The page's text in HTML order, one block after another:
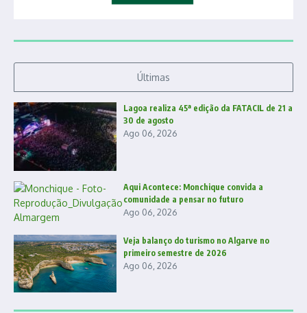
Últimas
Lagoa realiza 45ª edição da FATACIL de 21 a
30 de agosto
Ago 06, 2026
Aqui Acontece: Monchique convida a
comunidade a pensar no futuro
Ago 06, 2026
Veja balanço do turismo no Algarve no
primeiro semestre de 2026
Ago 06, 2026